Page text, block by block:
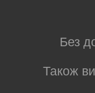
Без
Також